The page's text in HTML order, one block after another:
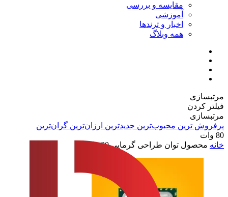
مقایسه و بررسی
آموزشی
اخبار و ترندها
همه وبلاگ
مرتبسازی
فیلتر کردن
مرتبسازی
پرفروش ترین محبوب‌ترین جدیدترین ارزان‌ترین گران‌ترین
80 وات
خانه محصول توان طراحی گرمایی 80 وات